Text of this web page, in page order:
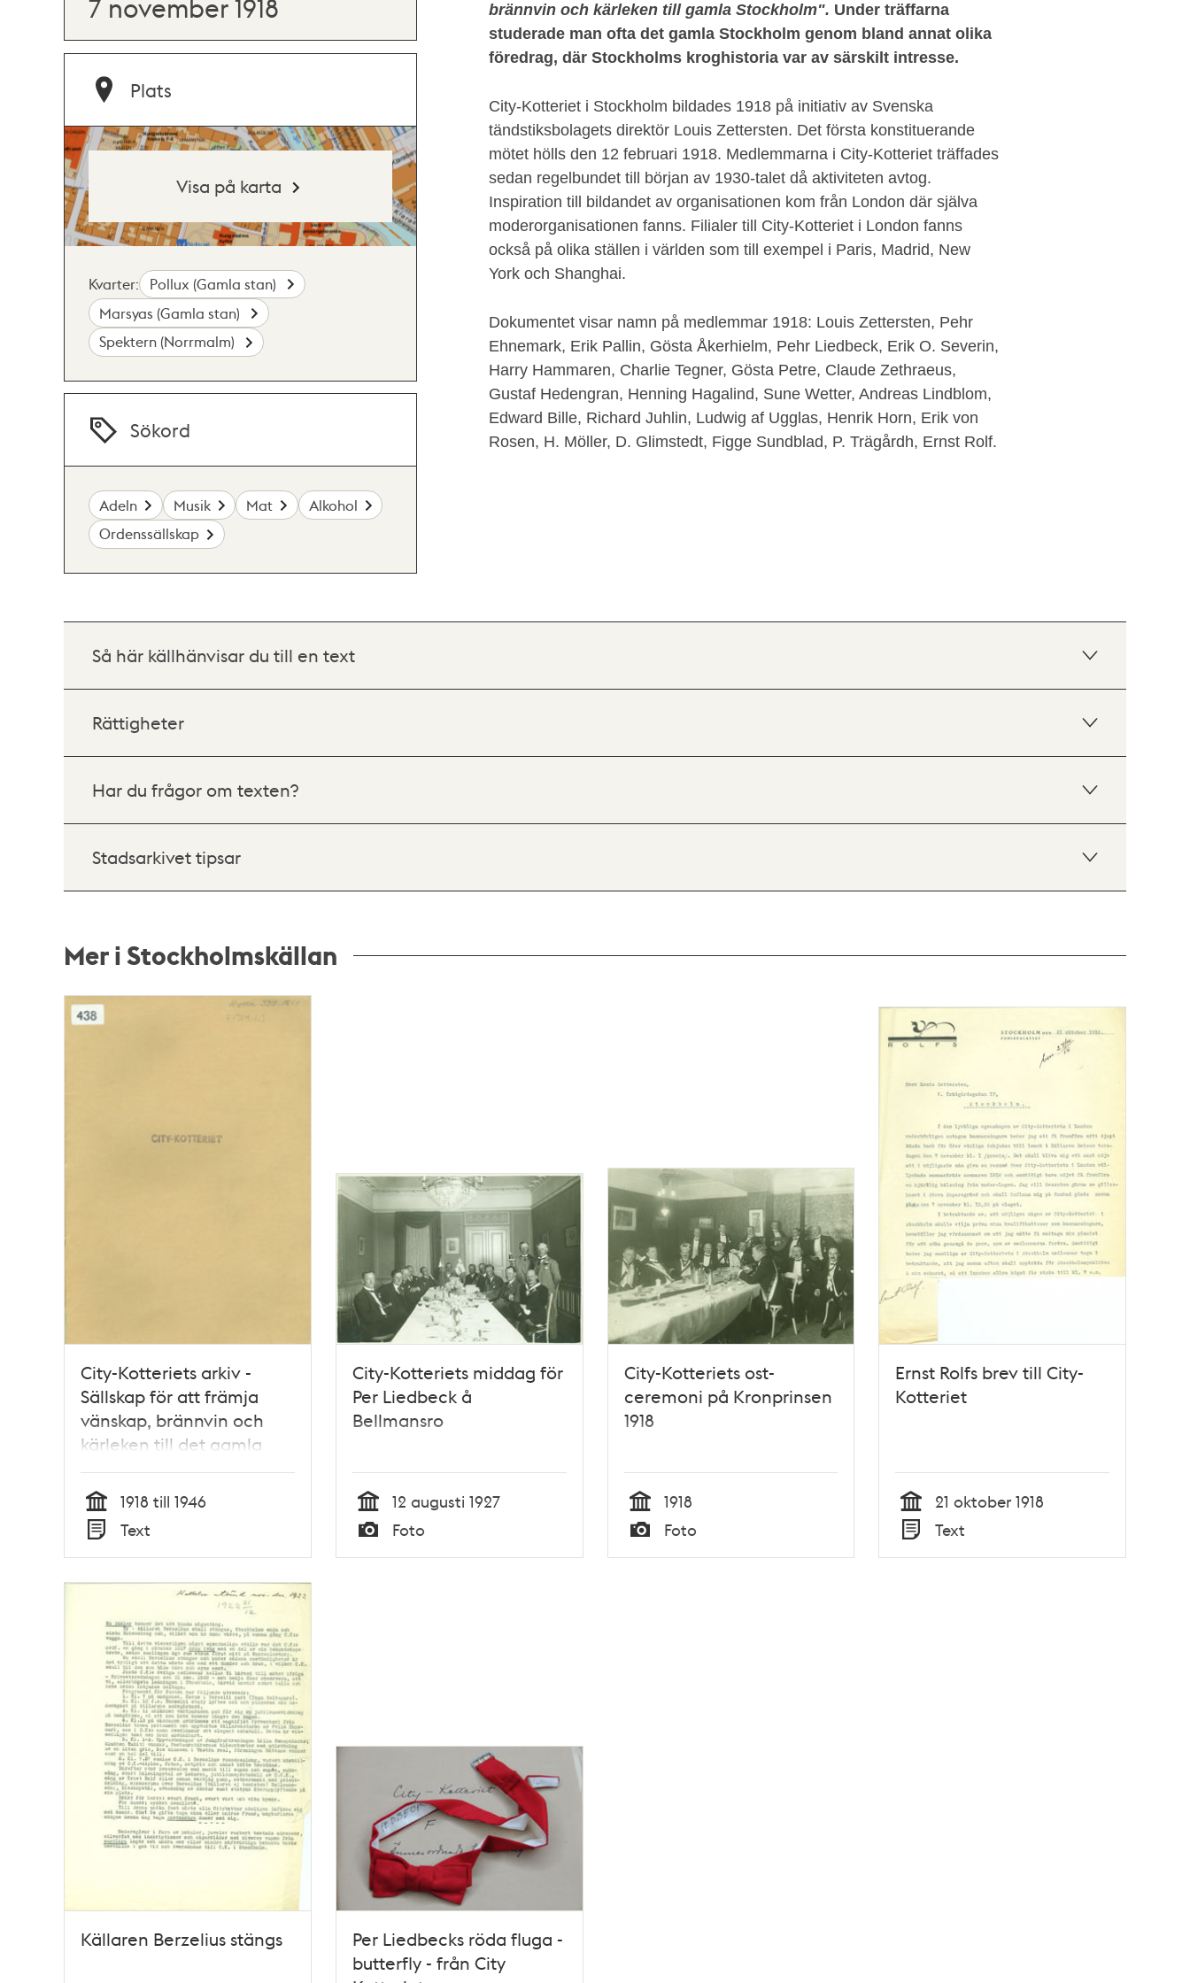
brännvin och kärleken till gamla Stockholm". Under träffarna
studerade man ofta det gamla Stockholm genom bland annat olika
föredrag, där Stockholms kroghistoria var av särskilt intresse.
City-Kotteriet i Stockholm bildades 1918 på initiativ av Svenska
tändstiksbolagets direktör Louis Zettersten. Det första konstituerande
mötet hölls den 12 februari 1918. Medlemmarna i City-Kotteriet träffades
sedan regelbundet till början av 1930-talet då aktiviteten avtog.
Inspiration till bildandet av organisationen kom från London där själva
moderorganisationen fanns. Filialer till City-Kotteriet i London fanns
också på olika ställen i världen som till exempel i Paris, Madrid, New
York och Shanghai.
Dokumentet visar namn på medlemmar 1918: Louis Zettersten, Pehr
Ehnemark, Erik Pallin, Gösta Åkerhielm, Pehr Liedbeck, Erik O. Severin,
Harry Hammaren, Charlie Tegner, Gösta Petre, Claude Zethraeus,
Gustaf Hedengran, Henning Hagalind, Sune Wetter, Andreas Lindblom,
Edward Bille, Richard Juhlin, Ludwig af Ugglas, Henrik Horn, Erik von
Rosen, H. Möller, D. Glimstedt, Figge Sundblad, P. Trägårdh, Ernst Rolf.
7 november 1918
Plats
Visa på karta
Kvarter:
Pollux (Gamla stan)
Marsyas (Gamla stan)
Spektern (Norrmalm)
Sökord
Adeln Musik Mat
Alkohol
Ordenssällskap
Så här källhänvisar du till en text
Rättigheter
Har du frågor om texten?
Stadsarkivet tipsar
Mer i Stockholmskällan
Relaterade
poster
City-Kotteriets arkiv -
Sällskap för att främja
vänskap, brännvin och
kärleken till det gamla
Stockholm
Tid
1918 till 1946
Typ
Text
City-Kotteriets middag för
Per Liedbeck å
Bellmansro
Tid
12 augusti 1927
Typ
Foto
City-Kotteriets ost-
ceremoni på Kronprinsen
1918
Tid
1918
Typ
Foto
Ernst Rolfs brev till City-
Kotteriet
Tid
21 oktober 1918
Typ
Text
Källaren Berzelius stängs
Per Liedbecks röda fluga -
butterfly - från City